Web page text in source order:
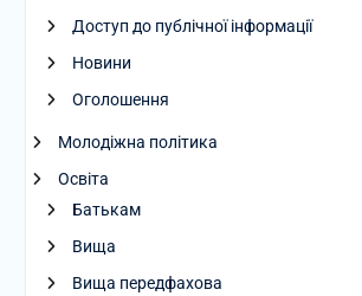
Доступ до публічної інформації
Новини
Оголошення
Молодіжна політика
Освіта
Батькам
Вища
Вища передфахова